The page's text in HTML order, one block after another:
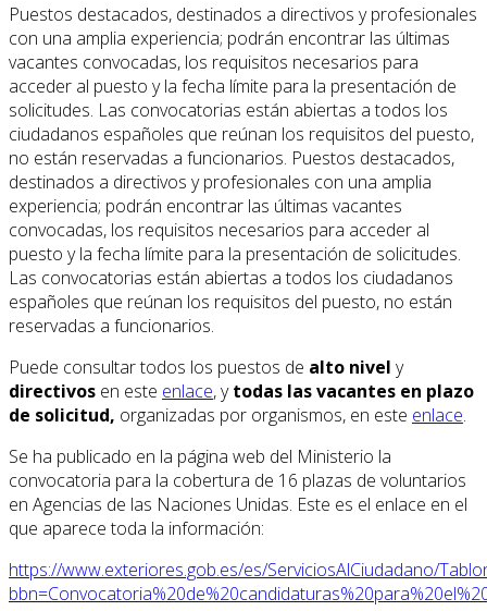
Puestos destacados, destinados a directivos y profesionales
con una amplia experiencia; podrán encontrar las últimas
vacantes convocadas, los requisitos necesarios para
acceder al puesto y la fecha límite para la presentación de
solicitudes. Las convocatorias están abiertas a todos los
ciudadanos españoles que reúnan los requisitos del puesto,
no están reservadas a funcionarios. Puestos destacados,
destinados a directivos y profesionales con una amplia
experiencia; podrán encontrar las últimas vacantes
convocadas, los requisitos necesarios para acceder al
puesto y la fecha límite para la presentación de solicitudes.
Las convocatorias están abiertas a todos los ciudadanos
españoles que reúnan los requisitos del puesto, no están
reservadas a funcionarios.
Puede consultar todos los puestos de alto nivel y
directivos en este enlace, ytodas las vacantes en plazo
de solicitud, organizadas por organismos, en este enlace.
Se ha publicado en la página web del Ministerio la
convocatoria para la cobertura de 16 plazas de voluntarios
en Agencias de las Naciones Unidas. Este es el enlace en el
que aparece toda la información:
https://www.exteriores.gob.es/es/ServiciosAlCiudadano/